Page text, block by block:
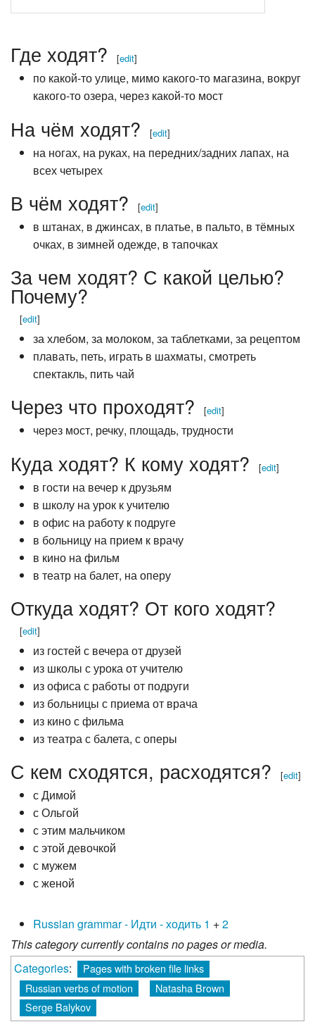
Где ходят? [edit]
по какой-то улице, мимо какого-то магазина, вокруг
какого-то озера, через какой-то мост
На чём ходят? [edit]
на ногах, на руках, на передних/задних лапах, на
всех четырех
В чём ходят? [edit]
в штанах, в джинсах, в платье, в пальто, в тёмных
очках, в зимней одежде, в тапочках
За чем ходят? С какой целью?
Почему?
[edit]
за хлебом, за молоком, за таблетками, за рецептом
плавать, петь, играть в шахматы, смотреть
спектакль, пить чай
Через что проходят? [edit]
через мост, речку, площадь, трудности
Куда ходят? К кому ходят? [edit]
в гости на вечер к друзьям
в школу на урок к учителю
в офис на работу к подруге
в больницу на прием к врачу
в кино на фильм
в театр на балет, на оперу
Откуда ходят? От кого ходят?
[edit]
из гостей с вечера от друзей
из школы с урока от учителю
из офиса с работы от подруги
из больницы с приема от врача
из кино с фильма
из театра с балета, с оперы
С кем сходятся, расходятся? [edit]
с Димой
с Ольгой
с этим мальчиком
с этой девочкой
с мужем
с женой
Russian grammar - Идти - ходить 1 +2
This category currently contains no pages or media.
Categories:
Pages with broken file links
Russian verbs of motion
Natasha Brown
Serge Balykov